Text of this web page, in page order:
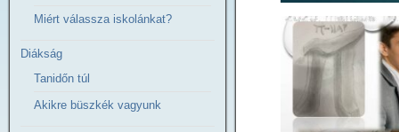
Miért válassza iskolánkat?
Diákság
Tanidőn túl
Akikre büszkék vagyunk